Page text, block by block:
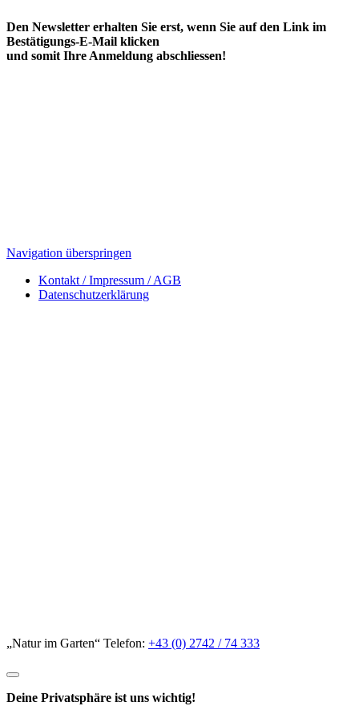
Den Newsletter erhalten Sie erst, wenn Sie auf den Link im
Bestätigungs-E-Mail klicken
und somit Ihre Anmeldung abschliessen!
Navigation überspringen
Kontakt / Impressum / AGB
Datenschutzerklärung
„Natur im Garten“ Telefon: +43 (0) 2742 / 74 333
Deine Privatsphäre ist uns wichtig!